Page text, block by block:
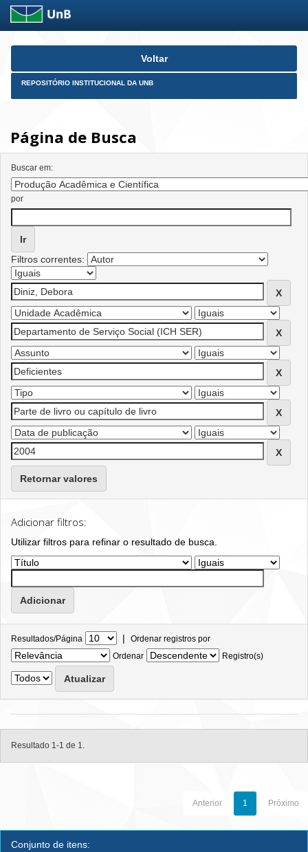
Skip
Voltar
REPOSITÓRIO INSTITUCIONAL DA UNB
Página de Busca
Buscar em:
por
Filtros correntes:
Retornar valores
Adicionar filtros:
Utilizar filtros para refinar o resultado de busca.
Resultados/Página | Ordenar registros por
Ordenar
Registro(s)
Resultado 1-1 de 1.
Anterior 1 Próximo
Conjunto de itens: